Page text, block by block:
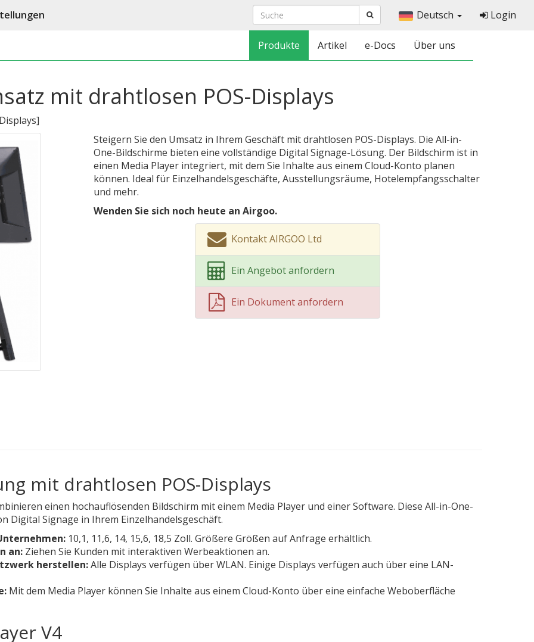
Deutsch Login
Produkte Artikel e-Docs Über uns
mit drahtlosen POS-Displays
]
Steigern Sie den Umsatz in Ihrem Geschäft mit drahtlosen POS-Displays. Die All-in-
One-Bildschirme bieten eine vollständige Digital Signage-Lösung. Der Bildschirm ist in
einen Media Player integriert, mit dem Sie Inhalte aus einem Cloud-Konto planen
können. Ideal für Einzelhandelsgeschäfte, Ausstellungsräume, Hotelempfangsschalter
und mehr.
Wenden Sie sich noch heute an Airgoo.
Kontakt AIRGOO Ltd
Ein Angebot anfordern
Ein Dokument anfordern
mit drahtlosen POS-Displays
einen hochauflösenden Bildschirm mit einem Media Player und einer Software. Diese All-in-One-
Digital Signage in Ihrem Einzelhandelsgeschäft.
10,1, 11,6, 14, 15,6, 18,5 Zoll. Größere Größen auf Anfrage erhältlich.
an: Ziehen Sie Kunden mit interaktiven Werbeaktionen an.
herstellen:Alle Displays verfügen über WLAN. Einige Displays verfügen auch über eine LAN-
Mit dem Media Player können Sie Inhalte aus einem Cloud-Konto über eine einfache Weboberfläche
V4